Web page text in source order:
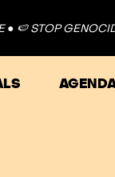
GENOCIDE 🍉